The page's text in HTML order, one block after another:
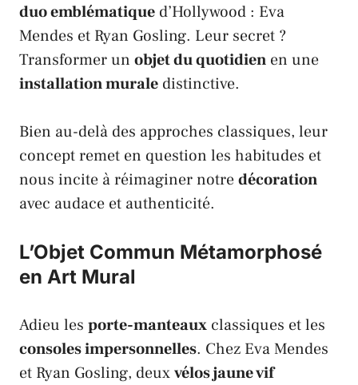
duo emblématique d’Hollywood : Eva
Mendes et Ryan Gosling. Leur secret ?
Transformer un objet du quotidien en une
installation murale distinctive.
Bien au-delà des approches classiques, leur
concept remet en question les habitudes et
nous incite à réimaginer notredécoration
avec audace et authenticité.
L’Objet Commun Métamorphosé
en Art Mural
Adieu les porte-manteaux classiques et les
consoles impersonnelles. Chez Eva Mendes
et Ryan Gosling, deuxvélos jaune vif